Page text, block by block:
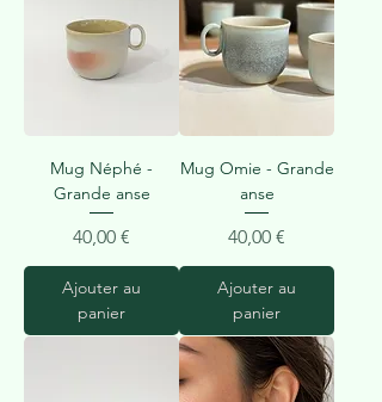
Mug Néphé -
Grande anse
Prix
40,00 €
Ajouter au
panier
Mug Omie - Grande
anse
Prix
40,00 €
Ajouter au
panier